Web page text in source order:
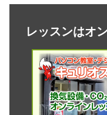
レッスンはオ